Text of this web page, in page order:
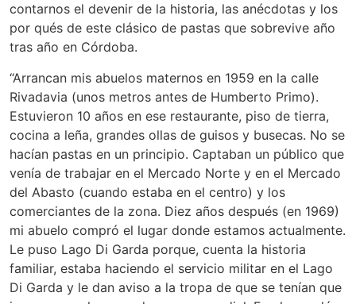
contarnos el devenir de la historia, las anécdotas y los
por qués de este clásico de pastas que sobrevive año
tras año en Córdoba.
“Arrancan mis abuelos maternos en 1959 en la calle
Rivadavia (unos metros antes de Humberto Primo).
Estuvieron 10 años en ese restaurante, piso de tierra,
cocina a leña, grandes ollas de guisos y busecas. No se
hacían pastas en un principio. Captaban un público que
venía de trabajar en el Mercado Norte y en el Mercado
del Abasto (cuando estaba en el centro) y los
comerciantes de la zona. Diez años después (en 1969)
mi abuelo compró el lugar donde estamos actualmente.
Le puso Lago Di Garda porque, cuenta la historia
familiar, estaba haciendo el servicio militar en el Lago
Di Garda y le dan aviso a la tropa de que se tenían que